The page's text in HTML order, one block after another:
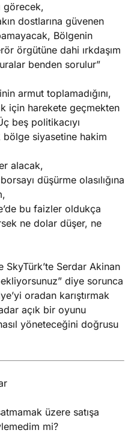
görecek,
dostlarına güvenen
Bölgenin
örgütüne dahi ırkdaşım
benden sorulur”
armut toplamadığını,
için harekete geçmekten
beş politikacıyı
bölge siyasetine hakim
alacak,
düşürme olasılığına
bu faizler oldukça
ne dolar düşer, ne
Serdar Akinan
diye sorunca
oradan karıştırmak
açık bir oyunu
yöneteceğini doğrusu
üzere satışa
mi?